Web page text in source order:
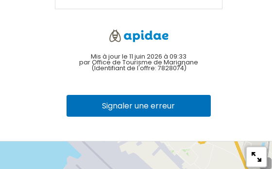
Mis à jour le 11 juin 2026 à 09:33
par Office de Tourisme de Marignane
(Identifiant de l'offre: 7828074)
Signaler une erreur